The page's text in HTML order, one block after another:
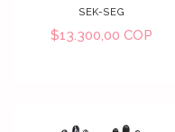
SEK-SEG
$13.300,00 COP